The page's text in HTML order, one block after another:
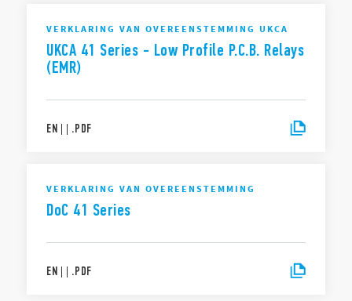
VERKLARING VAN OVEREENSTEMMING UKCA
UKCA 41 Series - Low Profile P.C.B. Relays
(EMR)
EN | | .PDF
VERKLARING VAN OVEREENSTEMMING
DoC 41 Series
EN | | .PDF